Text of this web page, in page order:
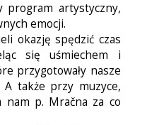
program artystyczny,
emocji.
okazję spędzić czas
się uśmiechem i
przygotowały nasze
także przy muzyce,
nam p. Mračna za co